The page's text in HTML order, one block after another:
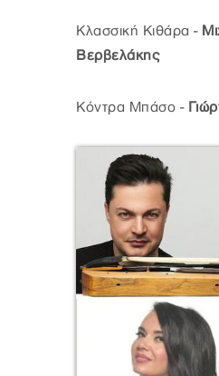
Κλασσική Κιθάρα -
Βερβελάκης
Κόντρα Μπάσο -